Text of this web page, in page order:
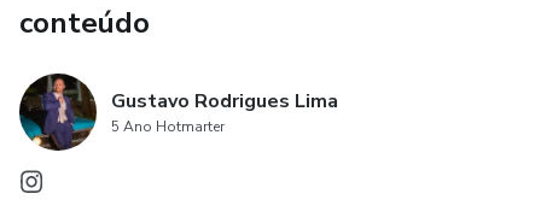
conteúdo
Gustavo Rodrigues Lima
5 Ano Hotmarter